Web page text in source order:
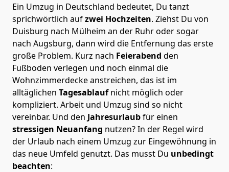
Ein Umzug in Deutschland bedeutet, Du tanzt
sprichwörtlich aufzwei Hochzeiten. Ziehst Du von
Duisburg nach Mülheim an der Ruhr oder sogar
nach Augsburg, dann wird die Entfernung das erste
große Problem. Kurz nach Feierabend den
Fußboden verlegen und noch einmal die
Wohnzimmerdecke anstreichen, das ist im
alltäglichen Tagesablaufnicht möglich oder
kompliziert. Arbeit und Umzug sind so nicht
vereinbar. Und den Jahresurlaubfür einen
stressigen Neuanfang nutzen? In der Regel wird
der Urlaub nach einem Umzug zur Eingewöhnung in
das neue Umfeld genutzt. Das musst Du unbedingt
beachten: